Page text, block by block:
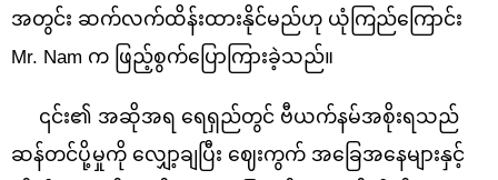
အတွင်း ဆက်လက်ထိန်းထားနိုင်မည်ဟု ယုံကြည်ကြောင်း
Mr. Nam က ဖြည့်စွက်ပြောကြားခဲ့သည်။
၎င်း၏ အဆိုအရ ရေရှည်တွင် ဗီယက်နမ်အစိုးရသည်
ဆန်တင်ပို့မှုကို လျှော့ချပြီး ဈေးကွက် အခြေအနေများနှင့်